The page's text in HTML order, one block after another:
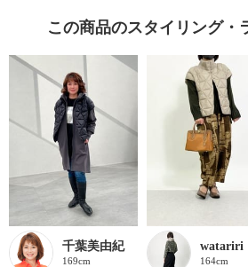
この商品のスタイリング・
千葉美由紀
169cm
watariri
164cm